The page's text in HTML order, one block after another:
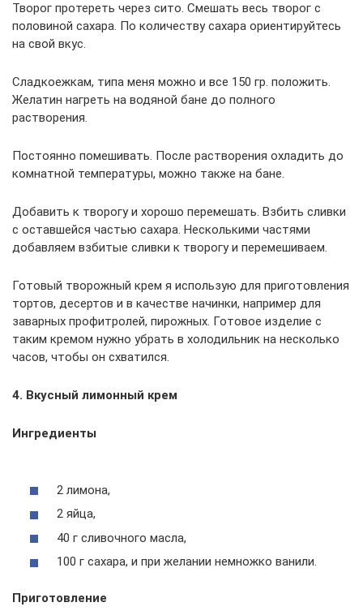
Творог протереть через сито. Смешать весь творог с
половиной сахара. По количеству сахара ориентируйтесь
на свой вкус.
Сладкоежкам, типа меня можно и все 150 гр. положить.
Желатин нагреть на водяной бане до полного
растворения.
Постоянно помешивать. После растворения охладить до
комнатной температуры, можно также на бане.
Добавить к творогу и хорошо перемешать. Взбить сливки
с оставшейся частью сахара. Несколькими частями
добавляем взбитые сливки к творогу и перемешиваем.
Готовый творожный крем я использую для приготовления
тортов, десертов и в качестве начинки, например для
заварных профитролей, пирожных. Готовое изделие с
таким кремом нужно убрать в холодильник на несколько
часов, чтобы он схватился.
4. Вкусный лимонный крем
Ингредиенты
2 лимона,
2 яйца,
40 г сливочного масла,
100 г сахара, и при желании немножко ванили.
Приготовление